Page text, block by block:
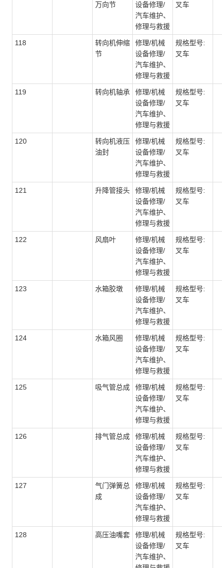
万向节
设备修理/
汽车维护、
修理与救援
叉车
118
转向机伸缩
节
修理/机械
设备修理/
汽车维护、
修理与救援
规格型号:
叉车
119 转向机轴承
修理/机械
设备修理/
汽车维护、
修理与救援
规格型号:
叉车
120
转向机液压
油封
修理/机械
设备修理/
汽车维护、
修理与救援
规格型号:
叉车
121 升降管接头
修理/机械
设备修理/
汽车维护、
修理与救援
规格型号:
叉车
122 风扇叶
修理/机械
设备修理/
汽车维护、
修理与救援
规格型号:
叉车
123 水箱胶墩
修理/机械
设备修理/
汽车维护、
修理与救援
规格型号:
叉车
124 水箱风圈
修理/机械
设备修理/
汽车维护、
修理与救援
规格型号:
叉车
125 吸气管总成
修理/机械
设备修理/
汽车维护、
修理与救援
规格型号:
叉车
126 排气管总成
修理/机械
设备修理/
汽车维护、
修理与救援
规格型号:
叉车
127
气门弹簧总
成
修理/机械
设备修理/
汽车维护、
修理与救援
规格型号:
叉车
128 高压油嘴套
修理/机械
设备修理/
汽车维护、
规格型号:
叉车